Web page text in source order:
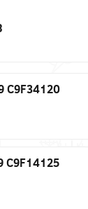
C9F34120
C9F14125